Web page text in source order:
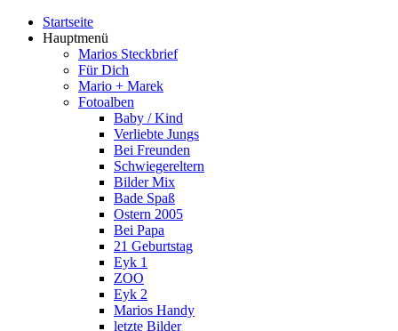
Startseite
Hauptmenü
Marios Steckbrief
Für Dich
Mario + Marek
Fotoalben
Baby / Kind
Verliebte Jungs
Bei Freunden
Schwiegereltern
Bilder Mix
Bade Spaß
Ostern 2005
Bei Papa
21 Geburtstag
Eyk 1
ZOO
Eyk 2
Marios Handy
letzte Bilder